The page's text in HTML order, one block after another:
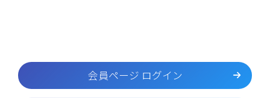
会員ページ ログイン